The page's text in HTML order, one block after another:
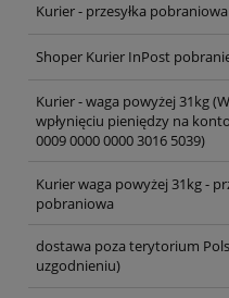
Kurier - przesyłka pobraniowa
Shoper Kurier InPost
Kurier - waga powyżej 31kg
wpłynięciu pieniędzy na
0009 0000 0000 3016 5039)
Kurier waga powyżej 31kg -
pobraniowa
dostawa poza terytorium
uzgodnieniu)